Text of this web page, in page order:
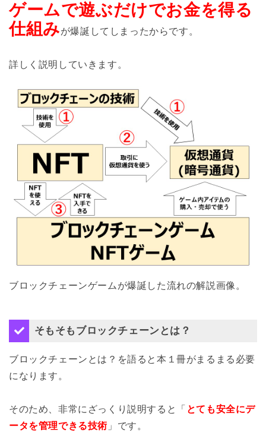
ゲームで遊ぶだけでお金を得る
仕組みが爆誕してしまったからです。
詳しく説明していきます。
ブロックチェーンゲームが爆誕した流れの解説画像。
そもそもブロックチェーンとは？
ブロックチェーンとは？を語ると本１冊がまるまる必要
になります。
そのため、非常にざっくり説明すると「 とても安全にデ
ータを管理できる技術 」です。